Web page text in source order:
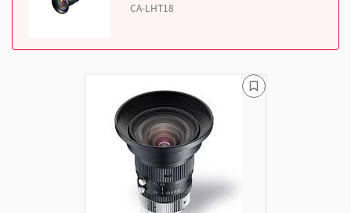
CA-LHT18
ブ
ッ